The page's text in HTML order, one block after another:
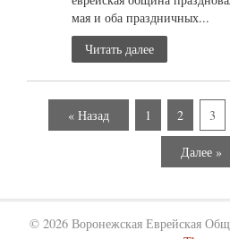
мая и оба праздничных...
Читать далее
« Назад 1 2 3
Далее »
© 2026 Воронежская Еврейская